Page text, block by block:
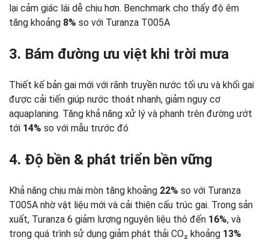
lại cảm giác lái dễ chịu hơn. Benchmark cho thấy độ êm
tăng khoảng 8% so với Turanza T005A
3. Bám đường ưu việt khi trời mưa
Thiết kế bản gai mới với rãnh truyền nước tối ưu và khối gai
được cải tiến giúp nước thoát nhanh, giảm nguy cơ
aquaplaning. Tăng khả năng xử lý và phanh trên đường ướt
tới 14% so với mẫu trước đó
4. Độ bền & phát triển bền vững
Khả năng chịu mài mòn tăng khoảng 22% so với Turanza
T005A nhờ vật liệu mới và cải thiện cấu trúc gai. Trong sản
xuất, Turanza 6 giảm lượng nguyên liệu thô đến 16%, và
trong quá trình sử dụng giảm phát thải CO₂ khoảng 13%